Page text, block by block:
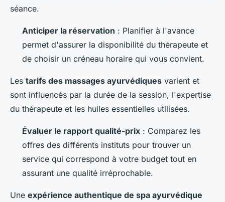
séance.
Anticiper la réservation : Planifier à l'avance
permet d'assurer la disponibilité du thérapeute et
de choisir un créneau horaire qui vous convient.
Les tarifs des massages ayurvédiques varient et
sont influencés par la durée de la session, l'expertise
du thérapeute et les huiles essentielles utilisées.
Évaluer le rapport qualité-prix : Comparez les
offres des différents instituts pour trouver un
service qui correspond à votre budget tout en
assurant une qualité irréprochable.
Une expérience authentique de spa ayurvédique